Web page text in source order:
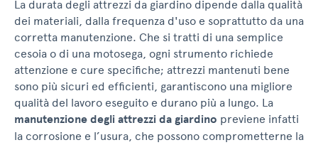
La durata degli attrezzi da giardino dipende dalla qualità
dei materiali, dalla frequenza d'uso e soprattutto da una
corretta manutenzione. Che si tratti di una semplice
cesoia o di una motosega, ogni strumento richiede
attenzione e cure specifiche; attrezzi mantenuti bene
sono più sicuri ed efficienti, garantiscono una migliore
qualità del lavoro eseguito e durano più a lungo. La
manutenzione degli attrezzi da giardino previene infatti
la corrosione e l’usura, che possono comprometterne la